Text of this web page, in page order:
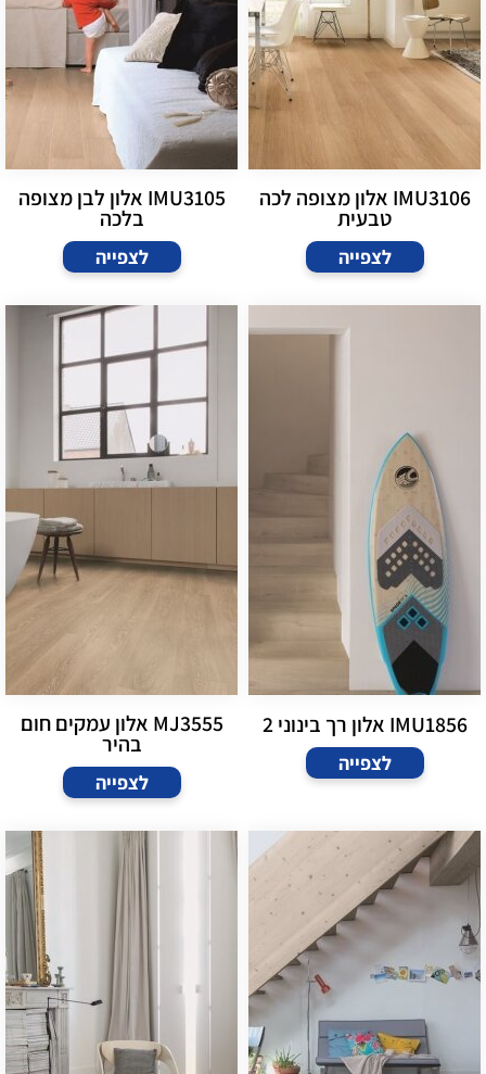
IMU3106 אלון מצופה לכה
טבעית
לצפייה
IMU3105 אלון לבן מצופה
בלכה
לצפייה
IMU1856 אלון רך בינוני 2
לצפייה
MJ3555 אלון עמקים חום
בהיר
לצפייה